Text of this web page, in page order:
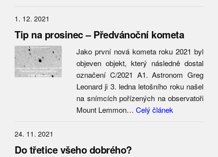
1. 12. 2021
Tip na prosinec – Předvánoční kometa
Jako první nová kometa roku 2021 byl
objeven objekt, který následně dostal
označení C/2021 A1. Astronom Greg
Leonard ji 3. ledna letošního roku našel
na snímcích pořízených na observatoři
Mount Lemmon… Celý článek
24. 11. 2021
Do třetice všeho dobrého?